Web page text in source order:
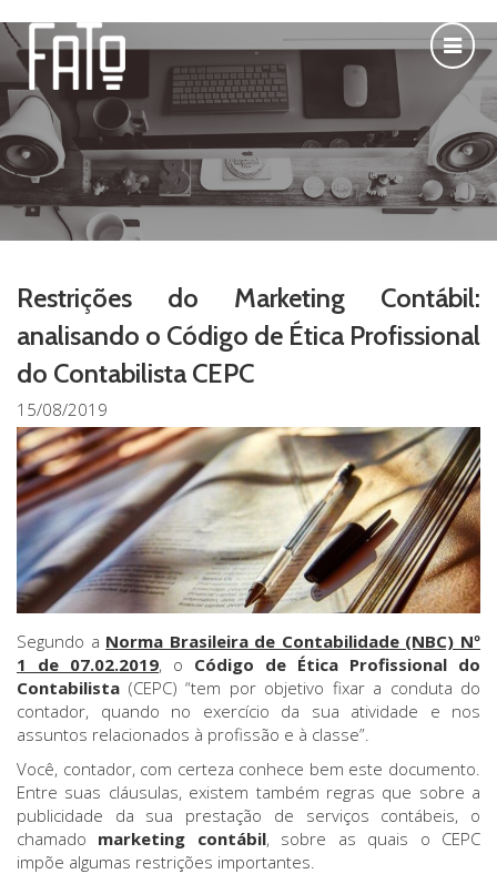
Restrições do Marketing Contábil:
analisando o Código de Ética Profissional
do Contabilista CEPC
15/08/2019
Segundo a Norma Brasileira de Contabilidade (NBC) Nº
1 de 07.02.2019, o Código de Ética Profissional do
Contabilista (CEPC) “tem por objetivo fixar a conduta do
contador, quando no exercício da sua atividade e nos
assuntos relacionados à profissão e à classe”.
Você, contador, com certeza conhece bem este documento.
Entre suas cláusulas, existem também regras que sobre a
publicidade da sua prestação de serviços contábeis, o
chamado marketing contábil, sobre as quais o CEPC
impõe algumas restrições importantes.